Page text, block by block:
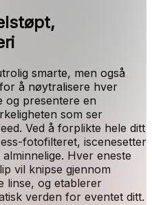
smarte, men også
å nøytralisere hver
og presentere en
som ser
Ved å forplikte hele ditt
fotofilteret, iscenesetter
Hver eneste
vil knipse gjennom
linse, og etablerer
verden for eventet ditt.